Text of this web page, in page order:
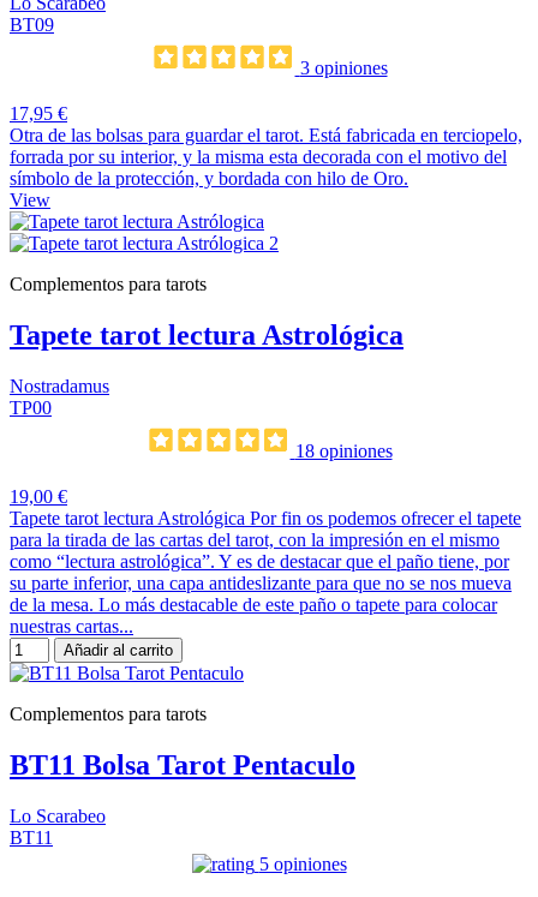
BT09
3 opiniones
17,95 €
Otra de las bolsas para guardar el tarot. Está fabricada en terciopelo,
forrada por su interior, y la misma esta decorada con el motivo del
símbolo de la protección, y bordada con hilo de Oro.
View
Complementos para tarots
Tapete tarot lectura Astrológica
Nostradamus
TP00
18 opiniones
19,00 €
Tapete tarot lectura Astrológica Por fin os podemos ofrecer el tapete
para la tirada de las cartas del tarot, con la impresión en el mismo
como “lectura astrológica”. Y es de destacar que el paño tiene, por
su parte inferior, una capa antideslizante para que no se nos mueva
de la mesa. Lo más destacable de este paño o tapete para colocar
nuestras cartas...
Añadir al carrito
Complementos para tarots
BT11 Bolsa Tarot Pentaculo
Lo Scarabeo
BT11
5 opiniones